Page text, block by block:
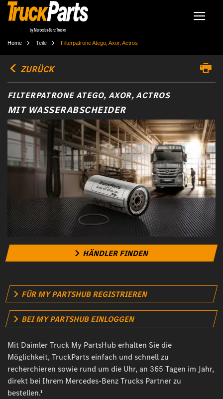
Home Teile Filterpatrone Atego, Axor, Actros
ZURÜCK
FILTERPATRONE ATEGO, AXOR, ACTROS
MIT WASSERABSCHEIDER
HÄNDLER FINDEN
FÜR MY PARTSHUB REGISTRIEREN
BEI MY PARTSHUB EINLOGGEN
Mit Daimler Truck My PartsHub erhalten Sie die
Möglichkeit, TruckParts einfach und schnell zu
recherchieren sowie rund um die Uhr, an 365 Tagen im Jahr,
direkt bei Ihrem Mercedes-Benz Trucks Partner zu
bestellen.¹